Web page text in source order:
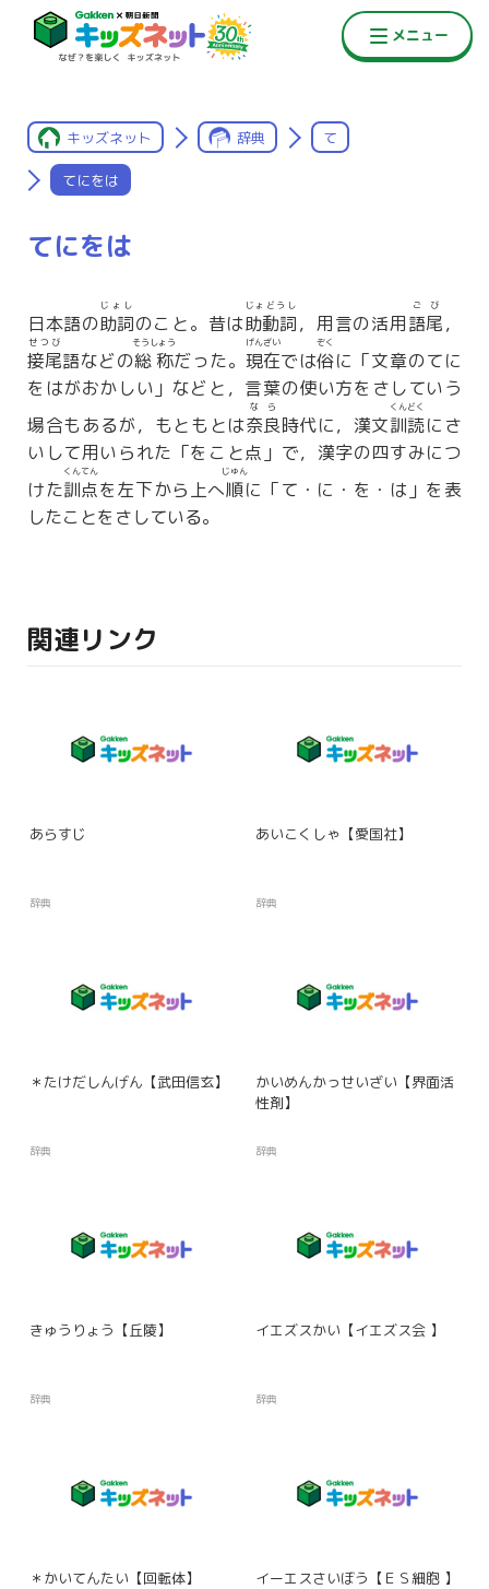
キッズネット 辞典 て
てにをは
てにをは
日本語の助詞
じょし
のこと。昔は助動詞
じょどうし
，用言の活用語尾
ごび
，
接尾
せつび
語などの総称
そうしょう
だった。 現在
げんざい
では俗
ぞく
に「文章のてに
をはがおかしい」などと，言葉の使い方をさしていう
場合もあるが，もともとは奈良
なら
時代に，漢文訓読
くんどく
にさ
いして用いられた「をこと点」で，漢字の四すみにつ
けた訓点
くんてん
を左下から上へ順
じゅん
に「て・に・を・は」を表
したことをさしている。
関連リンク
あらすじ
辞典
あいこくしゃ【愛国社】
辞典
＊たけだしんげん【武田信玄】
辞典
かいめんかっせいざい【界面活
性剤】
辞典
きゅうりょう【丘陵】
辞典
イエズスかい【イエズス会 】
辞典
＊かいてんたい【回転体】 イーエスさいぼう【ＥＳ細胞 】